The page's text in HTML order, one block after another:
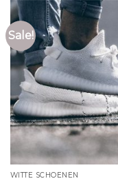
Sale!
WITTE SCHOENEN